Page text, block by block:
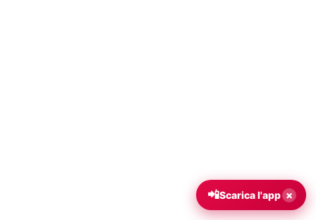
📲Scarica l'app ×